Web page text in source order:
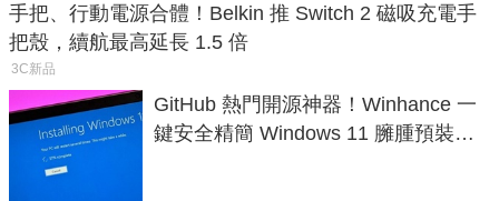
手把、行動電源合體！Belkin 推 Switch 2 磁吸充電手
把殼，續航最高延長 1.5 倍
3C新品
GitHub 熱門開源神器！Winhance 一
鍵安全精簡 Windows 11 臃腫預裝軟